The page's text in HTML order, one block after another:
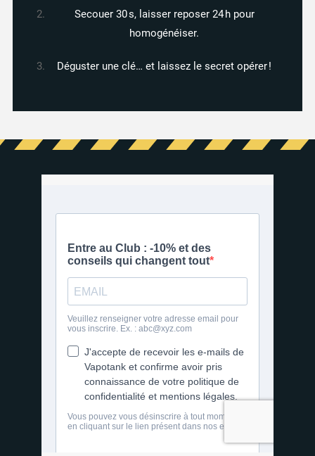
Secouer 30 s, laisser reposer 24 h pour
homogénéiser.
Déguster une clé… et laissez le secret opérer !